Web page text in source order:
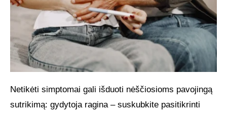
Netikėti simptomai gali išduoti nėščiosioms pavojingą
sutrikimą: gydytoja ragina – suskubkite pasitikrinti